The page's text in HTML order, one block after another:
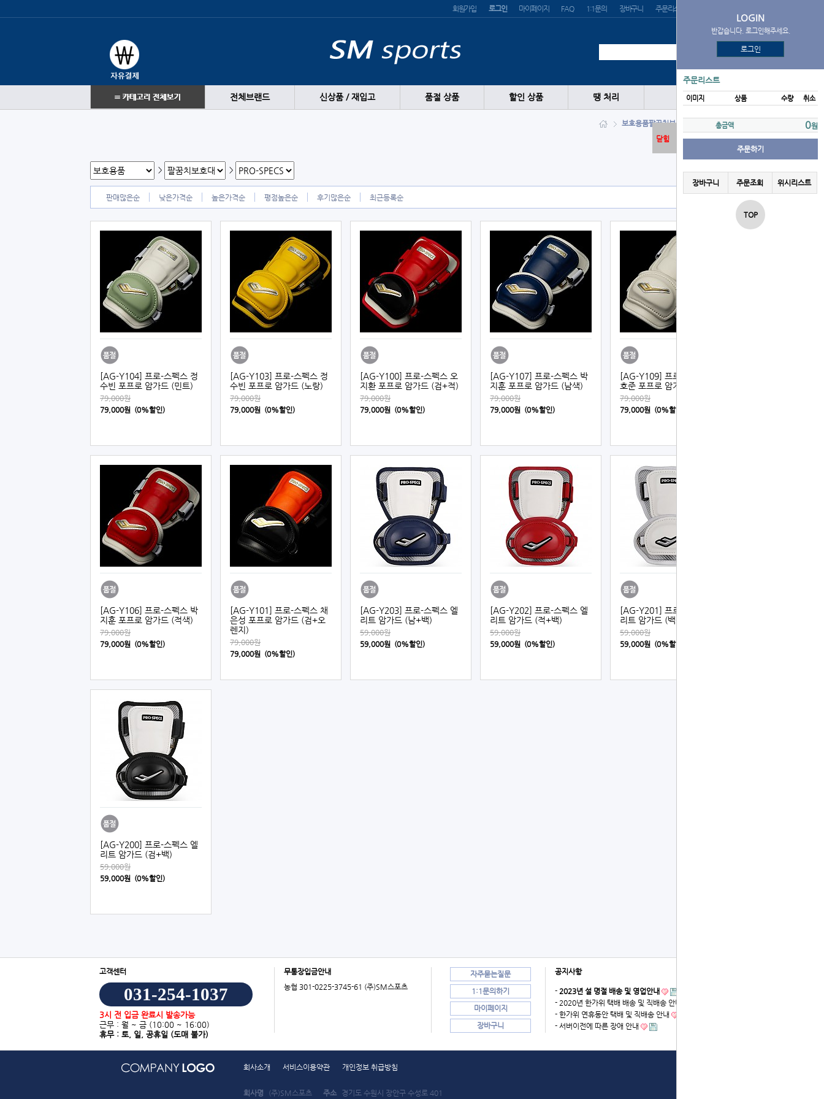
회원가입 로그인 마이페이지 FAQ 1:1문의 장바구니 주문리스트
전체브랜드 신상품 / 재입고 품절 상품 할인 상품 땡 처리
보호용품팔꿈치보호대 PRO-SPECS
LOGIN
반갑습니다. 로그인해주세요.
로그인
주문리스트
이미지 상품 수량 취소
총금액 0원
주문하기
장바구니 주문조회 위시리스트
TOP
닫힘
> >
판매많은순 낮은가격순 높은가격순 평점높은순 후기많은순 최근등록순
[AG-Y104] 프로-스펙스 정
수빈 포프로 암가드 (민트)
79,000원
79,000원 (0%할인)
[AG-Y103] 프로-스펙스 정
수빈 포프로 암가드 (노랑)
79,000원
79,000원 (0%할인)
[AG-Y100] 프로-스펙스 오
지환 포프로 암가드 (검+적)
79,000원
79,000원 (0%할인)
[AG-Y107] 프로-스펙스 박
지훈 포프로 암가드 (남색)
79,000원
79,000원 (0%할인)
[AG-Y109] 프로-스펙스 이
호준 포프로 암가드 (백색)
79,000원
79,000원 (0%할인)
[AG-Y106] 프로-스펙스 박
지훈 포프로 암가드 (적색)
79,000원
79,000원 (0%할인)
[AG-Y101] 프로-스펙스 채
은성 포프로 암가드 (검+오
렌지)
79,000원
79,000원 (0%할인)
[AG-Y203] 프로-스펙스 엘
리트 암가드 (남+백)
59,000원
59,000원 (0%할인)
[AG-Y202] 프로-스펙스 엘
리트 암가드 (적+백)
59,000원
59,000원 (0%할인)
[AG-Y201] 프로-스펙스 엘
리트 암가드 (백색)
59,000원
59,000원 (0%할인)
[AG-Y200] 프로-스펙스 엘
리트 암가드 (검+백)
59,000원
59,000원 (0%할인)
고객센터
031-254-1037
3시 전 입금 완료시 발송가능
근무 : 월 ~ 금 (10:00 ~ 16:00)
휴무 : 토, 일, 공휴일 (도매 불가)
무통장입금안내
농협 301-0225-3745-61 (주)SM스포츠
자주묻는질문
1:1문의하기
마이페이지
장바구니
공지사항
- 2023년 설 명절 배송 및 영업안내
- 2020년 한가위 택배 배송 및 직배송 안내
- 한가위 연휴동안 택배 및 직배송 안내
- 서버이전에 따른 장애 안내
회사소개 서비스이용약관 개인정보 취급방침
회사명 (주)SM스포츠 주소 경기도 수원시 장안구 수성로 401